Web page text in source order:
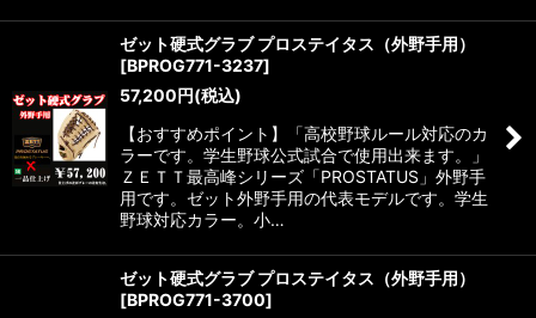
ゼット硬式グラブ プロステイタス（外野手用）
[BPROG771-3237]
57,200円(税込)
【おすすめポイント】「高校野球ルール対応のカ
ラーです。学生野球公式試合で使用出来ます。」
ＺＥＴＴ最高峰シリーズ「PROSTATUS」外野手
用です。ゼット外野手用の代表モデルです。学生
野球対応カラー。小…
ゼット硬式グラブ プロステイタス（外野手用）
[BPROG771-3700]